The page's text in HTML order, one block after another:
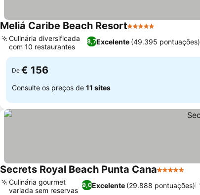
Meliá Caribe Beach Resort5 Estrelas
8,7Excelente (49.395 pontuações)
Culinária diversificada
com 10 restaurantes
De € 156
Consulte os preços de 11 sites
Secrets Royal Beach Punta Cana5 Estrelas
9,0Excelente (29.888 pontuações)
Culinária gourmet
variada sem reservas